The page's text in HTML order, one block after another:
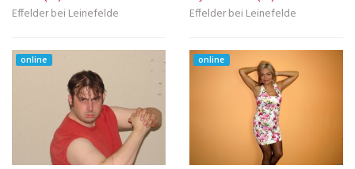
Effelder bei Leinefelde
Effelder bei Leinefelde
online online